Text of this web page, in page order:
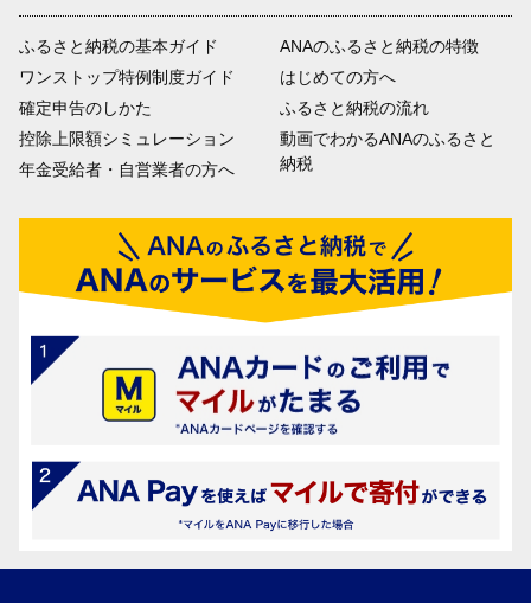
ふるさと納税の基本ガイド
ワンストップ特例制度ガイド
確定申告のしかた
控除上限額シミュレーション
年金受給者・自営業者の方へ
ANAのふるさと納税の特徴
はじめての方へ
ふるさと納税の流れ
動画でわかるANAのふるさと
納税